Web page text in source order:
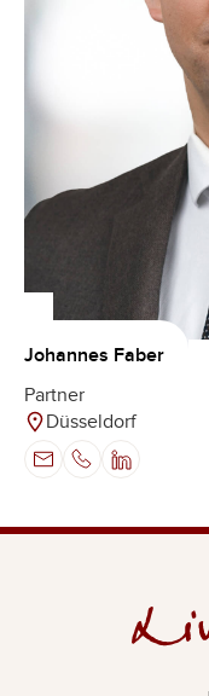
Johannes Faber
Partner
Düsseldorf